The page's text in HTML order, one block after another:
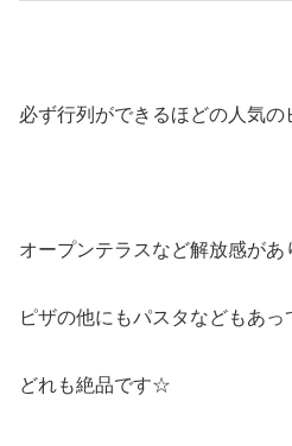
必ず行列ができるほどの人気の
オープンテラスなど解放感があ
ピザの他にもパスタなどもあっ
どれも絶品です☆